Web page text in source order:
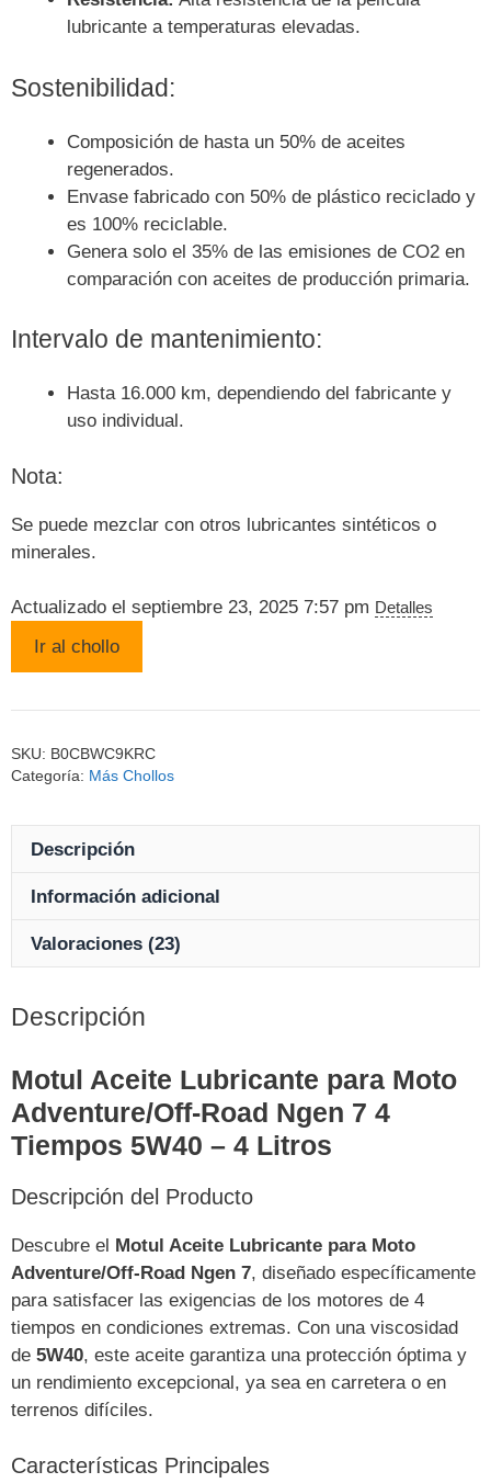
lubricante a temperaturas elevadas.
Sostenibilidad:
Composición de hasta un 50% de aceites
regenerados.
Envase fabricado con 50% de plástico reciclado y
es 100% reciclable.
Genera solo el 35% de las emisiones de CO2 en
comparación con aceites de producción primaria.
Intervalo de mantenimiento:
Hasta 16.000 km, dependiendo del fabricante y
uso individual.
Nota:
Se puede mezclar con otros lubricantes sintéticos o
minerales.
Actualizado el septiembre 23, 2025 7:57 pm Detalles
Ir al chollo
SKU: B0CBWC9KRC
Categoría: Más Chollos
Descripción
Información adicional
Valoraciones (23)
Descripción
Motul Aceite Lubricante para Moto
Adventure/Off-Road Ngen 7 4
Tiempos 5W40 – 4 Litros
Descripción del Producto
Descubre el Motul Aceite Lubricante para Moto
Adventure/Off-Road Ngen 7, diseñado específicamente
para satisfacer las exigencias de los motores de 4
tiempos en condiciones extremas. Con una viscosidad
de 5W40, este aceite garantiza una protección óptima y
un rendimiento excepcional, ya sea en carretera o en
terrenos difíciles.
Características Principales